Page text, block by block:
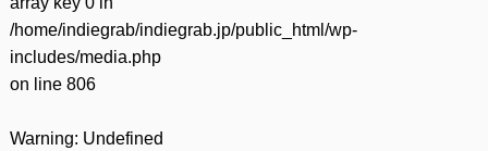
/home/indiegrab/indiegrab.jp/public_html/wp-
includes/media.php
on line 806
Warning: Undefined